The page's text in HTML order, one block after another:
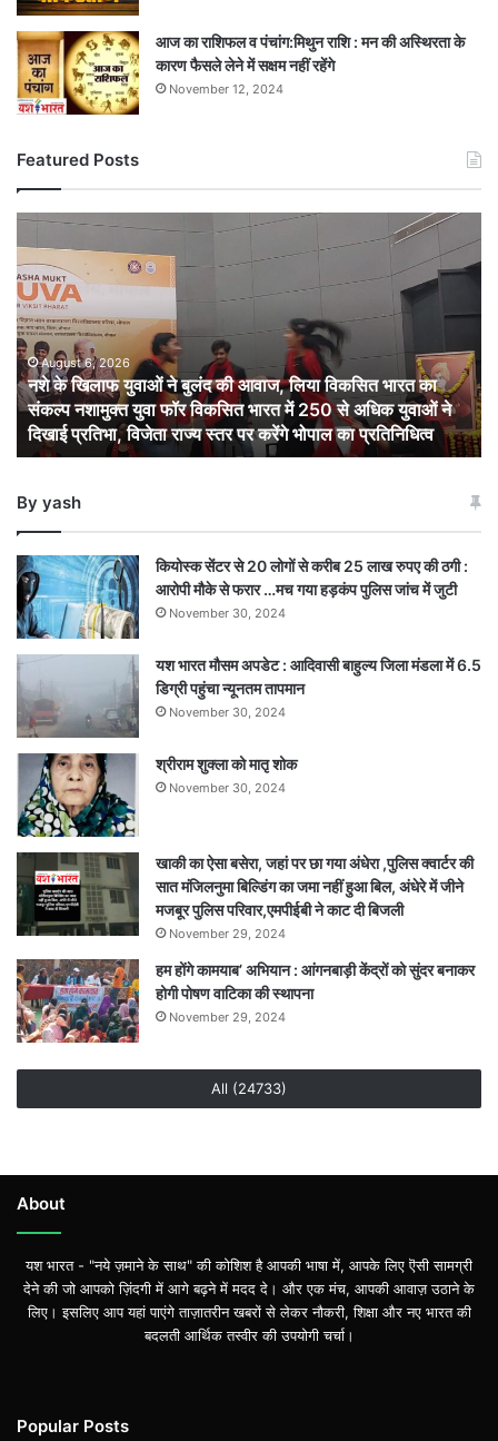
आज का राशिफल व पंचांग:मिथुन राशि : मन की अस्थिरता के
कारण फैसले लेने में सक्षम नहीं रहेंगे
November 12, 2024
Featured Posts
नशे
के
खिलाफ
युवाओं
ने
बुलंद
की
आवाज,
लिया
विकसित
भारत
संकल्प
फॉर
विकसित
भारत
में
250
से
अधिक
युवाओं
दिखाई
प्रतिभा,
विजेता
राज्य
स्तर
पर
करेंगे
का
प्रतिनिधित्व
August 6, 2026
नशे के खिलाफ युवाओं ने बुलंद की आवाज, लिया विकसित भारत का
संकल्प नशामुक्त युवा फॉर विकसित भारत में 250 से अधिक युवाओं ने
दिखाई प्रतिभा, विजेता राज्य स्तर पर करेंगे भोपाल का प्रतिनिधित्व
By yash
कियोस्क सेंटर से 20 लोगों से करीब 25 लाख रुपए की ठगी :
आरोपी मौके से फरार …मच गया हड़कंप पुलिस जांच में जुटी
November 30, 2024
यश भारत मौसम अपडेट : आदिवासी बाहुल्य जिला मंडला में 6.5
डिग्री पहुंचा न्यूनतम तापमान
November 30, 2024
श्रीराम शुक्ला को मातृ शोक
November 30, 2024
खाकी का ऐसा बसेरा, जहां पर छा गया अंधेरा ,पुलिस क्वार्टर की
सात मंजिलनुमा बिल्डिंग का जमा नहीं हुआ बिल, अंधेरे में जीने
मजबूर पुलिस परिवार,एमपीईबी ने काट दी बिजली
November 29, 2024
हम होंगे कामयाब’ अभियान : आंगनबाड़ी केंद्रों को सुंदर बनाकर
होगी पोषण वाटिका की स्थापना
November 29, 2024
All (24733)
About
यश भारत - "नये ज़माने के साथ" की कोशिश है आपकी भाषा में, आपके लिए ऎसी सामग्री
देने की जो आपको ज़िंदगी में आगे बढ़ने में मदद दे। और एक मंच, आपकी आवाज़ उठाने के
लिए। इसलिए आप यहां पाएंगे ताज़ातरीन खबरों से लेकर नौकरी, शिक्षा और नए भारत की
बदलती आर्थिक तस्वीर की उपयोगी चर्चा।
Popular Posts